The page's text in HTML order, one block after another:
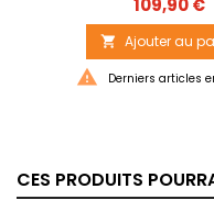
109,90 €
 Ajouter au
 Derniers articles
CES PRODUITS